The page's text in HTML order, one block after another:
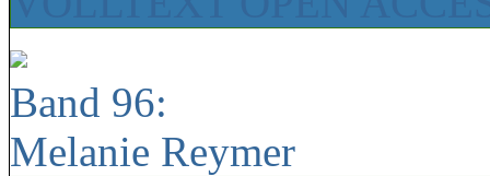
Band 96:
Melanie Reymer